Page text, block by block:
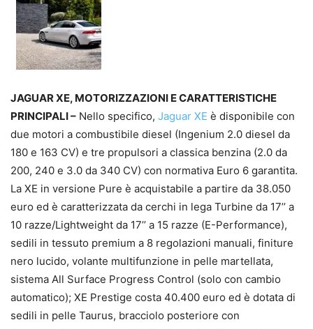
JAGUAR XE, MOTORIZZAZIONI E CARATTERISTICHE
PRINCIPALI – Nello specifico, Jaguar XE è disponibile con
due motori a combustibile diesel (Ingenium 2.0 diesel da
180 e 163 CV) e tre propulsori a classica benzina (2.0 da
200, 240 e 3.0 da 340 CV) con normativa Euro 6 garantita.
La XE in versione Pure è acquistabile a partire da 38.050
euro ed è caratterizzata da cerchi in lega Turbine da 17’’ a
10 razze/Lightweight da 17’’ a 15 razze (E-Performance),
sedili in tessuto premium a 8 regolazioni manuali, finiture
nero lucido, volante multifunzione in pelle martellata,
sistema All Surface Progress Control (solo con cambio
automatico); XE Prestige costa 40.400 euro ed è dotata di
sedili in pelle Taurus, bracciolo posteriore con